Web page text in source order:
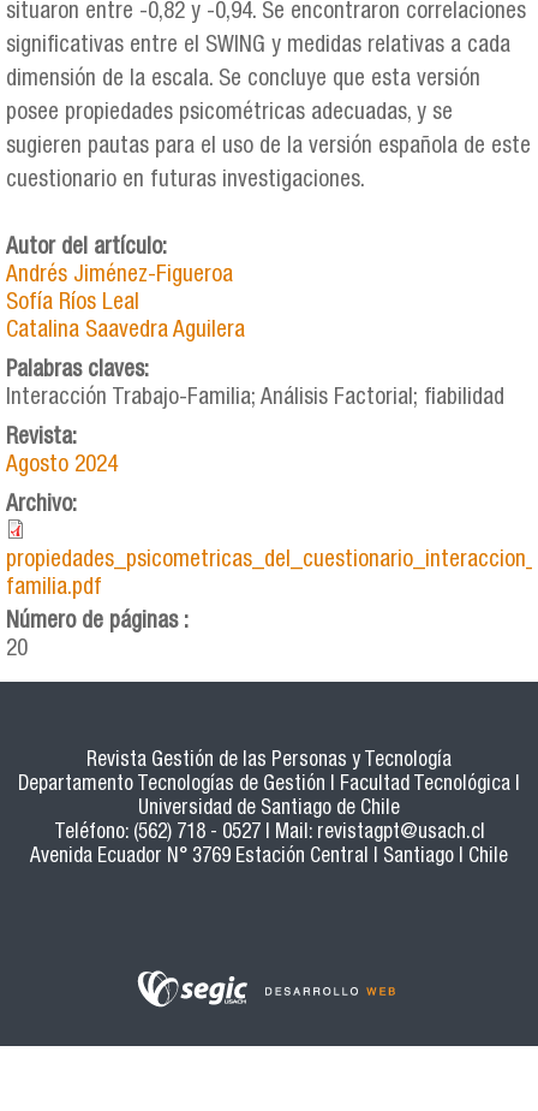
situaron entre -0,82 y -0,94. Se encontraron correlaciones
significativas entre el SWING y medidas relativas a cada
dimensión de la escala. Se concluye que esta versión
posee propiedades psicométricas adecuadas, y se
sugieren pautas para el uso de la versión española de este
cuestionario en futuras investigaciones.
Autor del artículo:
Andrés Jiménez-Figueroa
Sofía Ríos Leal
Catalina Saavedra Aguilera
Palabras claves:
Interacción Trabajo-Familia; Análisis Factorial; fiabilidad
Revista:
Agosto 2024
Archivo:
familia.pdf
Número de páginas :
20
Revista Gestión de las Personas y Tecnología
Departamento Tecnologías de Gestión | Facultad Tecnológica |
Universidad de Santiago de Chile
Teléfono: (562) 718 - 0527 | Mail: revistagpt@usach.cl
Avenida Ecuador N° 3769 Estación Central | Santiago | Chile